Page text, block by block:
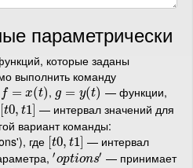
параметрически
которые заданы
выполнить команду
f = x(t)
f= x(t ) , g = y(t)
g =y( t)
— функции,
[t0, t1]
[t0,t 1]
— интервал значений для
вариант команды:
где [t0, t1]
[t0,t 1]
— интервал
′options′
′options′
— принимает